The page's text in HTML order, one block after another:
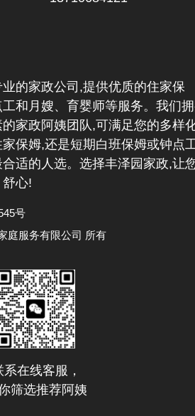
的家政公司,提供优质的住家保
和月嫂、育婴师等服务。我们
家政阿姨团队,可满足您的多样
保姆,还是短期白班保姆或钟点
适的人选。选择丰泽园家政,让
心!
号
庭服务有限公司 所有
系在线客服，
筛选推荐阿姨